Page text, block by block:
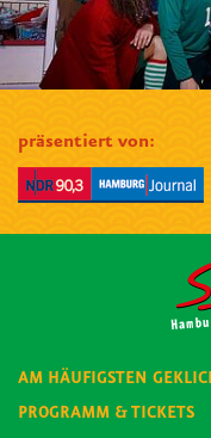
präsentiert von:
AM HÄUFIGSTEN
PROGRAMM & TICKETS